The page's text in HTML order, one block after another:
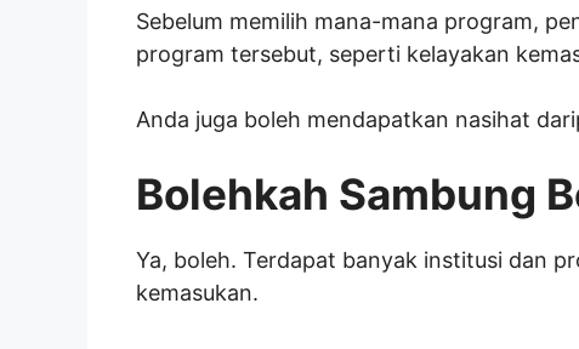
Sebelum memilih mana-mana program,
program tersebut, seperti kelayakan
Anda juga boleh mendapatkan nasihat
Bolehkah Sambung
Ya, boleh. Terdapat banyak institusi dan
kemasukan.